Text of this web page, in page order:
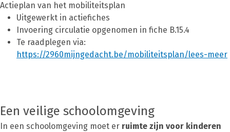
Actieplan van het mobiliteitsplan
Uitgewerkt in actiefiches
Invoering circulatie opgenomen in fiche B.15.4
Te raadplegen via:
https://2960mijngedacht.be/mobiliteitsplan/lees-meer
Een veilige schoolomgeving
In een schoolomgeving moet er ruimte zijn voor kinderen